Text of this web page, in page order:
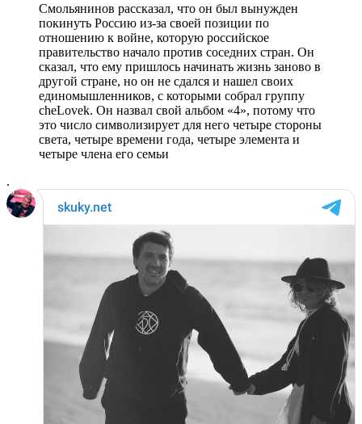
Смольянинов рассказал, что он был вынужден
покинуть Россию из-за своей позиции по
отношению к войне, которую российское
правительство начало против соседних стран. Он
сказал, что ему пришлось начинать жизнь заново в
другой стране, но он не сдался и нашел своих
единомышленников, с которыми собрал группу
cheLovek. Он назвал свой альбом «4», потому что
это число символизирует для него четыре стороны
света, четыре времени года, четыре элемента и
четыре члена его семьи
.